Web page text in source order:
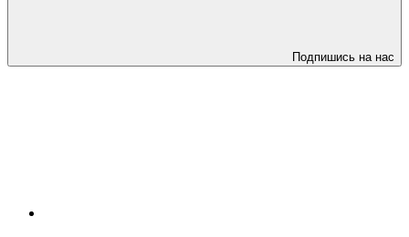
Подпишись на нас